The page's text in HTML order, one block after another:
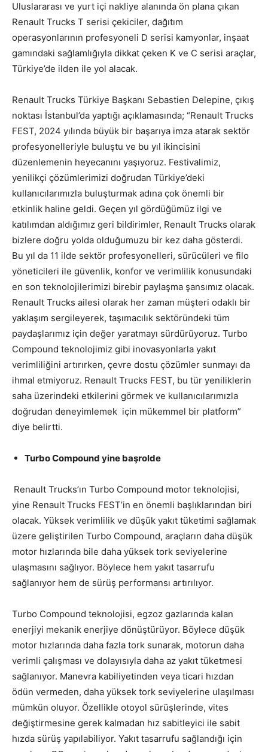
Uluslararası ve yurt içi nakliye alanında ön plana çıkan
Renault Trucks T serisi çekiciler, dağıtım
operasyonlarının profesyoneli D serisi kamyonlar, inşaat
gamındaki sağlamlığıyla dikkat çeken K ve C serisi araçlar,
Türkiye’de ilden ile yol alacak.
Renault Trucks Türkiye Başkanı Sebastien Delepine, çıkış
noktası İstanbul’da yaptığı açıklamasında; “Renault Trucks
FEST, 2024 yılında büyük bir başarıya imza atarak sektör
profesyonelleriyle buluştu ve bu yıl ikincisini
düzenlemenin heyecanını yaşıyoruz. Festivalimiz,
yenilikçi çözümlerimizi doğrudan Türkiye’deki
kullanıcılarımızla buluşturmak adına çok önemli bir
etkinlik haline geldi. Geçen yıl gördüğümüz ilgi ve
katılımdan aldığımız geri bildirimler, Renault Trucks olarak
bizlere doğru yolda olduğumuzu bir kez daha gösterdi.
Bu yıl da 11 ilde sektör profesyonelleri, sürücüleri ve filo
yöneticileri ile güvenlik, konfor ve verimlilik konusundaki
en son teknolojilerimizi birebir paylaşma şansımız olacak.
Renault Trucks ailesi olarak her zaman müşteri odaklı bir
yaklaşım sergileyerek, taşımacılık sektöründeki tüm
paydaşlarımız için değer yaratmayı sürdürüyoruz. Turbo
Compound teknolojimiz gibi inovasyonlarla yakıt
verimliliğini artırırken, çevre dostu çözümler sunmayı da
ihmal etmiyoruz. Renault Trucks FEST, bu tür yeniliklerin
saha üzerindeki etkilerini görmek ve kullanıcılarımızla
doğrudan deneyimlemek için mükemmel bir platform”
diye belirtti.
Turbo Compound yine başrolde
Renault Trucks’ın Turbo Compound motor teknolojisi,
yine Renault Trucks FEST’in en önemli başlıklarından biri
olacak. Yüksek verimlilik ve düşük yakıt tüketimi sağlamak
üzere geliştirilen Turbo Compound, araçların daha düşük
motor hızlarında bile daha yüksek tork seviyelerine
ulaşmasını sağlıyor. Böylece hem yakıt tasarrufu
sağlanıyor hem de sürüş performansı artırılıyor.
Turbo Compound teknolojisi, egzoz gazlarında kalan
enerjiyi mekanik enerjiye dönüştürüyor. Böylece düşük
motor hızlarında daha fazla tork sunarak, motorun daha
verimli çalışması ve dolayısıyla daha az yakıt tüketmesi
sağlanıyor. Manevra kabiliyetinden veya ticari hızdan
ödün vermeden, daha yüksek tork seviyelerine ulaşılması
mümkün oluyor. Özellikle otoyol sürüşlerinde, vites
değiştirmesine gerek kalmadan hız sabitleyici ile sabit
hızda sürüş yapılabiliyor. Yakıt tasarrufu sağlandığı için